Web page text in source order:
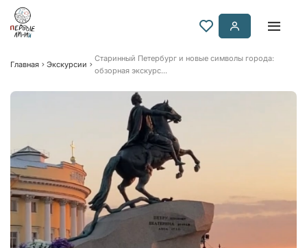
Главная Экскурсии
Старинный Петербург и новые символы города:
обзорная экскурс...